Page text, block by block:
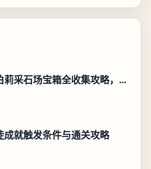
明日方舟终末地阿伯莉采石场宝箱全收集攻略，全点位分布图与路线
成就触发条件与通关攻略